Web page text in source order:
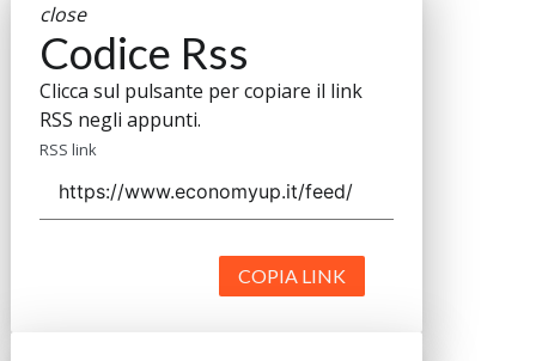
close
Codice Rss
Clicca sul pulsante per copiare il link
RSS negli appunti.
RSS link
COPIA LINK